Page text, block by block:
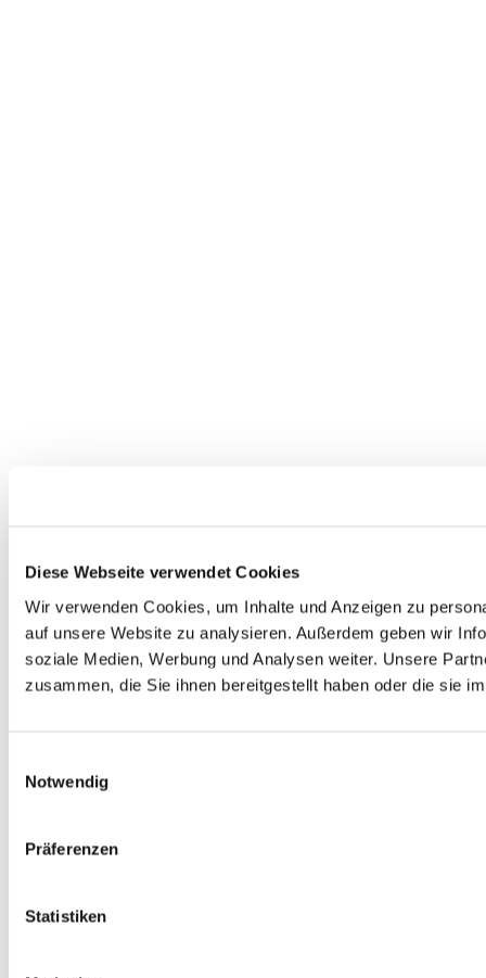
Diese Webseite verwendet Cookies
Wir verwenden Cookies, um Inhalte und Anzeigen zu
auf unsere Website zu analysieren. Außerdem geben wir
soziale Medien, Werbung und Analysen weiter. Unsere
zusammen, die Sie ihnen bereitgestellt haben oder die sie
Notwendig
Präferenzen
Statistiken